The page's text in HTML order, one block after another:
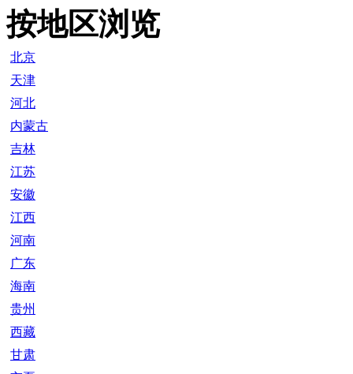
按地区浏览
北京
天津
河北
内蒙古
吉林
江苏
安徽
江西
河南
广东
海南
贵州
西藏
甘肃